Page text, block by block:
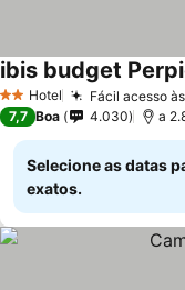
2 Estrelas
Hotel Fácil acesso
ibis budget
7,7 Boa 4.030 a
Selecione as datas
exatos.